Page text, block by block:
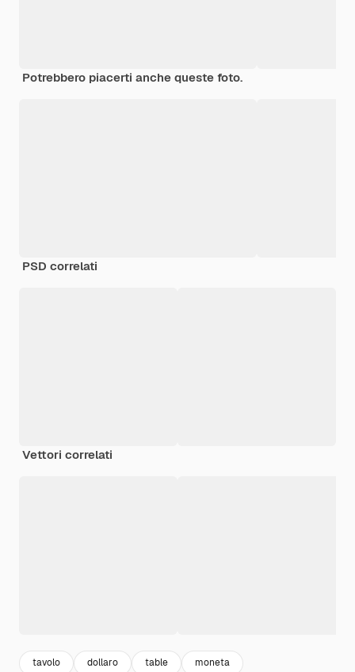
Potrebbero piacerti anche queste foto.
PSD correlati
Vettori correlati
tavolo dollaro table moneta